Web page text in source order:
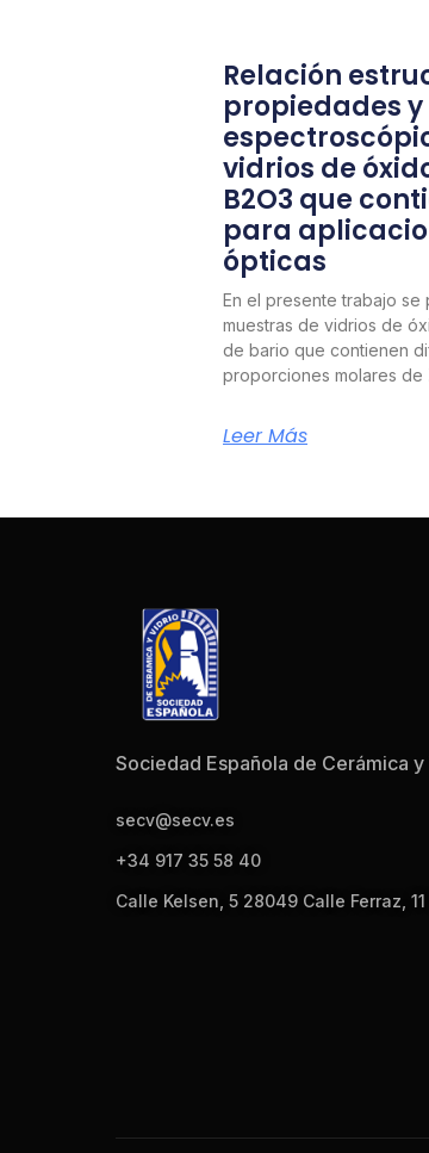
Relación
propiedades
vidrios de
B2O3 que
para
ópticas
En el presente trabajo se
muestras de vidrios de
de bario que contienen
proporciones molares de
Leer Más
Sociedad Española de Cerámica
secv@secv.es
+34 917 35 58 40
Calle Kelsen, 5 28049 Calle Ferraz,